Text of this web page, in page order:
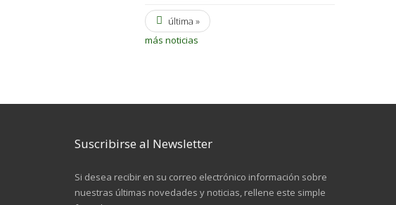
última »
más noticias
Suscribirse al Newsletter
Si desea recibir en su correo electrónico información sobre
nuestras últimas novedades y noticias, rellene este simple